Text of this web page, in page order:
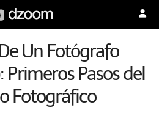
Un Fotógrafo
Primeros Pasos del
Fotográfico